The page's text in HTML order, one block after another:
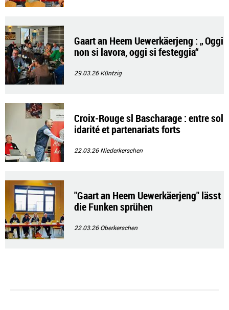
Gaart an Heem Uewerkäerjeng : „ Oggi
non si lavora, oggi si festeggia“
29.03.26Küntzig
Croix-Rouge sl Bascharage : entre sol
idarité et partenariats forts
22.03.26Niederkerschen
"Gaart an Heem Uewerkäerjeng" lässt
die Funken sprühen
22.03.26Oberkerschen